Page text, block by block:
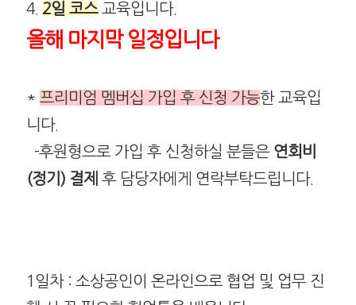
4. 2일 코스교육입니다.
올해 마지막 일정입니다
*프리미엄 멤버십 가입 후 신청 가능한 교육입
니다.
-후원형으로 가입 후 신청하실 분들은 연회비
(정기) 결제 후 담당자에게 연락부탁드립니다.
1일차 : 소상공인이 온라인으로 협업 및 업무 진